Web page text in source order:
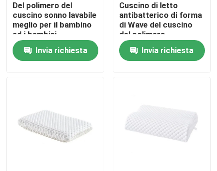
Controllo di qualità
Contattaci
Fibra in fiocco di poliestere riciclato
Del polimero del
cuscino sonno lavabile
meglio per il bambino
ed i bambini
Invia richiesta
Cuscino di letto
antibatterico di forma
di Wave del cuscino
del polimero
Invia richiesta